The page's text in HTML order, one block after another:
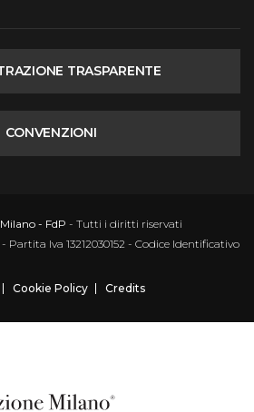
TRASPARENTE
CONVENZIONI
- FdP - Tutti i diritti riservati
- Partita Iva 13212030152 - Codice Identificativo
Cookie Policy Credits